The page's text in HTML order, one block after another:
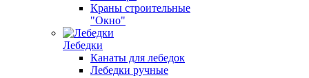
Краны строительные
"Окно"
Лебедки
Канаты для лебедок
Лебедки ручные